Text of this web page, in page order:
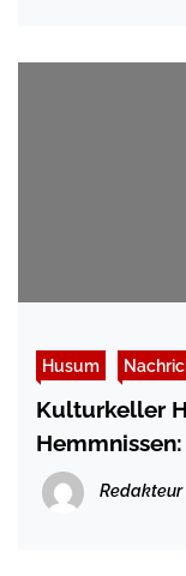
Husum
Kulturkeller
hundertste
Redakteur